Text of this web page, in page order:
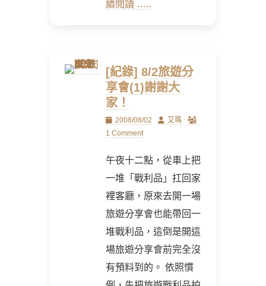
續閱讀 …..
[紀錄] 8/2旅遊分
享會(1)謝謝大
家！
Posted
on
2008/08/02 Author
艾瑪
1 Comment
午夜十二點，從車上把
一堆「戰利品」扛回家
裡客廳，原來去開一場
旅遊分享會也能帶回一
堆戰利品，這倒是開這
場旅遊分享會前完全沒
有預料到的。 依照慣